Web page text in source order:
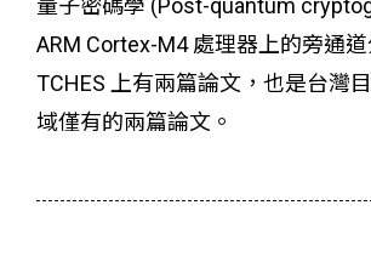
量子密碼學 (Post-quantum
ARM Cortex-M4 處理器上的旁通
TCHES 上有兩篇論文，也是台灣
域僅有的兩篇論文。